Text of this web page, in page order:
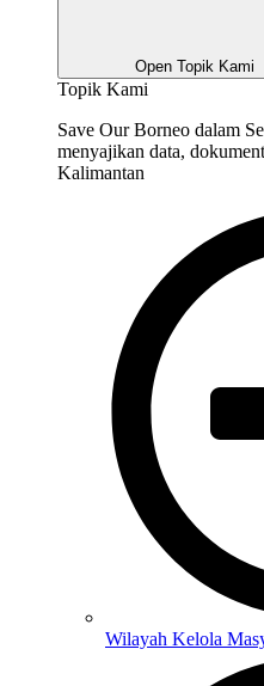
Open Topik Kami
Topik Kami
Save Our Borneo dalam
menyajikan data,
Kalimantan
Wilayah Kelola